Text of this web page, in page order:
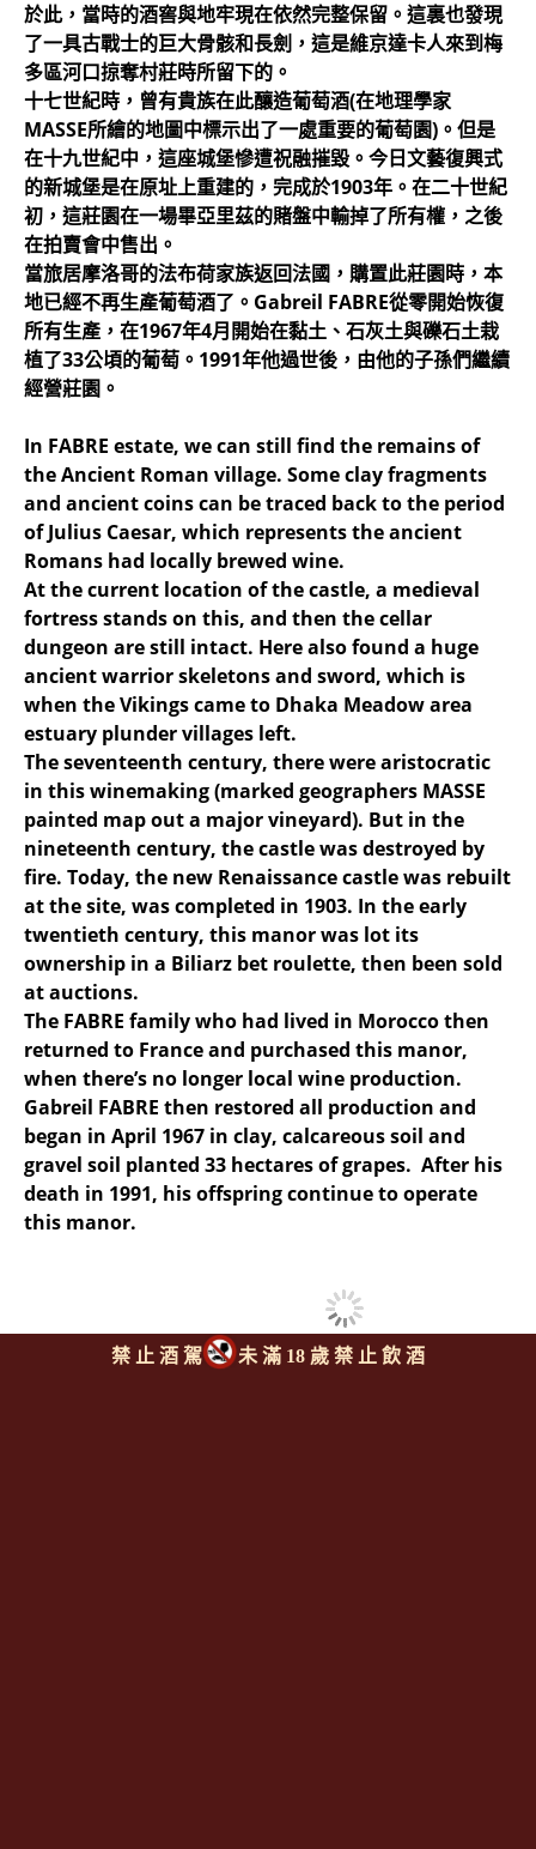
於此，當時的酒窖與地牢現在依然完整保留。這裏也發現
了一具古戰士的巨大骨骸和長劍，這是維京達卡人來到梅
多區河口掠奪村莊時所留下的。
十七世紀時，曾有貴族在此釀造葡萄酒(在地理學家
MASSE所繪的地圖中標示出了一處重要的葡萄園)。但是
在十九世紀中，這座城堡慘遭祝融摧毀。今日文藝復興式
的新城堡是在原址上重建的，完成於1903年。在二十世紀
初，這莊園在一場畢亞里茲的賭盤中輸掉了所有權，之後
在拍賣會中售出。
當旅居摩洛哥的法布荷家族返回法國，購置此莊園時，本
地已經不再生產葡萄酒了。Gabreil FABRE從零開始恢復
所有生產，在1967年4月開始在黏土、石灰土與礫石土栽
植了33公頃的葡萄。1991年他過世後，由他的子孫們繼續
經營莊園。
In FABRE estate, we can still find the remains of
the Ancient Roman village. Some clay fragments
and ancient coins can be traced back to the period
of Julius Caesar, which represents the ancient
Romans had locally brewed wine.
At the current location of the castle, a medieval
fortress stands on this, and then the cellar
dungeon are still intact. Here also found a huge
ancient warrior skeletons and sword, which is
when the Vikings came to Dhaka Meadow area
estuary plunder villages left.
The seventeenth century, there were aristocratic
in this winemaking (marked geographers MASSE
painted map out a major vineyard). But in the
nineteenth century, the castle was destroyed by
fire. Today, the new Renaissance castle was rebuilt
at the site, was completed in 1903. In the early
twentieth century, this manor was lot its
ownership in a Biliarz bet roulette, then been sold
at auctions.
The FABRE family who had lived in Morocco then
returned to France and purchased this manor,
when there’s no longer local wine production.
Gabreil FABRE then restored all production and
began in April 1967 in clay, calcareous soil and
gravel soil planted 33 hectares of grapes. After his
death in 1991, his offspring continue to operate
this manor.
禁 止 酒 駕 未 滿 18 歲 禁 止 飲 酒